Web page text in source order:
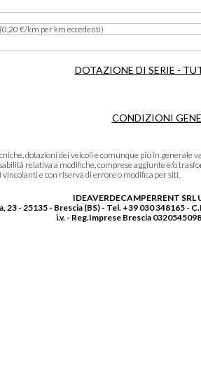
€/km per km eccedenti)
DOTAZIONE DI SERIE -
CONDIZIONI
dotazioni dei veicoli e comunque più in generale
relativa a modifiche, comprese aggiunte e/o
e con riserva di errore o modifica per siti.
IDEAVERDECAMPERRENT SRL
23 - 25135 - Brescia (BS) - Tel. +39 030 348165 -
i.v. - Reg.Imprese Brescia